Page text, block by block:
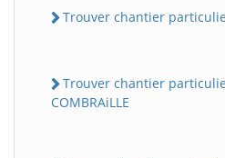
Trouver chantier
Trouver chantier
COMBRAiLLE